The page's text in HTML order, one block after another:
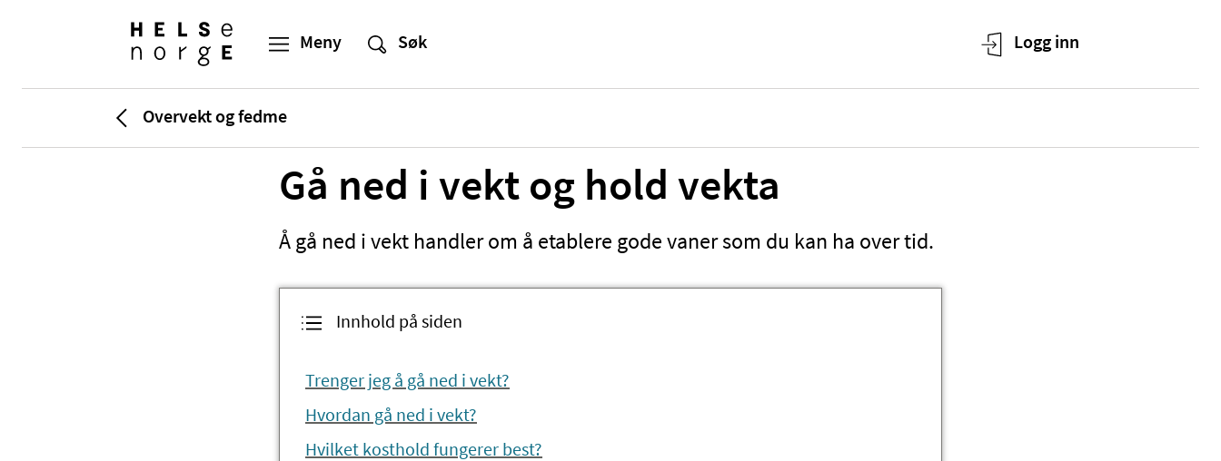
Overvekt og fedme
Gå ned i vekt og hold vekta
Å gå ned i vekt handler om å etablere gode vaner som du kan ha over tid.
Innhold på siden
Trenger jeg å gå ned i vekt?
Hvordan gå ned i vekt?
Hvilket kosthold fungerer best?